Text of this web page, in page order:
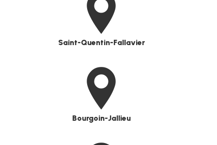
Saint-Quentin-Fallavier
Bourgoin-Jallieu